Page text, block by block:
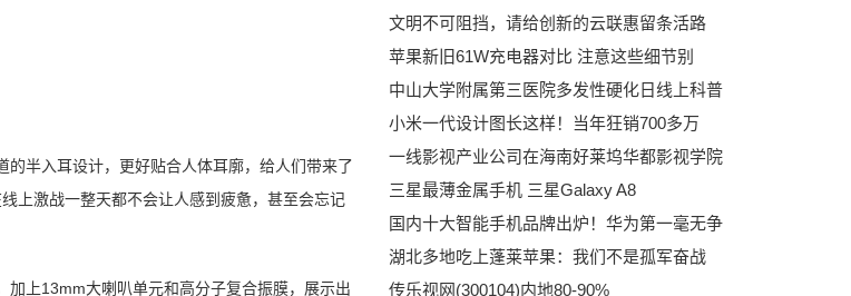
半入耳设计，更好贴合人体耳廓，给人们带来了
上激战一整天都不会让人感到疲惫，甚至会忘记
上13mm大喇叭单元和高分子复合振膜，展示出
文明不可阻挡，请给创新的云联惠留条活路
苹果新旧61W充电器对比 注意这些细节别
中山大学附属第三医院多发性硬化日线上科普
小米一代设计图长这样！当年狂销700多万
一线影视产业公司在海南好莱坞华都影视学院
三星最薄金属手机 三星Galaxy A8
国内十大智能手机品牌出炉！华为第一毫无争
湖北多地吃上蓬莱苹果：我们不是孤军奋战
传乐视网(300104)内地80-90%